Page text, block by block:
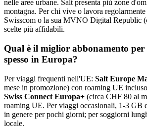
nelle aree urbane. Salt presenta più zone
montagna. Per chi vive o lavora
Swisscom o la sua MVNO Digital Republic
scelte più affidabili.
Qual è il miglior abbonamento per
spesso in Europa?
Per viaggi frequenti nell'UE: Salt Europe
mese in promozione) con roaming UE
Swiss Connect Europa+ (circa CHF 80 al
roaming UE. Per viaggi occasionali, 1-3 GB
in genere per pochi giorni; per soggiorni
locale.